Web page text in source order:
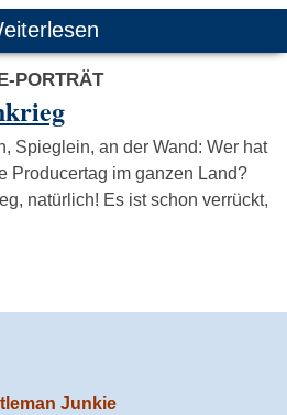
PORTRÄT
Spieglein, an der Wand: Wer hat
Producertag im ganzen Land?
natürlich! Es ist schon verrückt,
Junkie